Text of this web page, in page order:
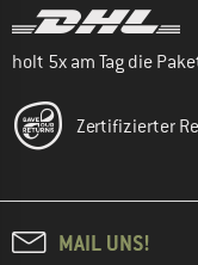
holt 5x am Tag die
Zertifizierter
MAIL UNS!